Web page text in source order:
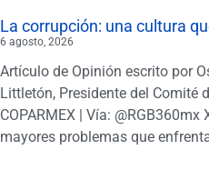
La corrupción: una cultura
6 agosto, 2026
Artículo de Opinión escrito por
Littletón, Presidente del Comité
COPARMEX | Vía:
mayores problemas que